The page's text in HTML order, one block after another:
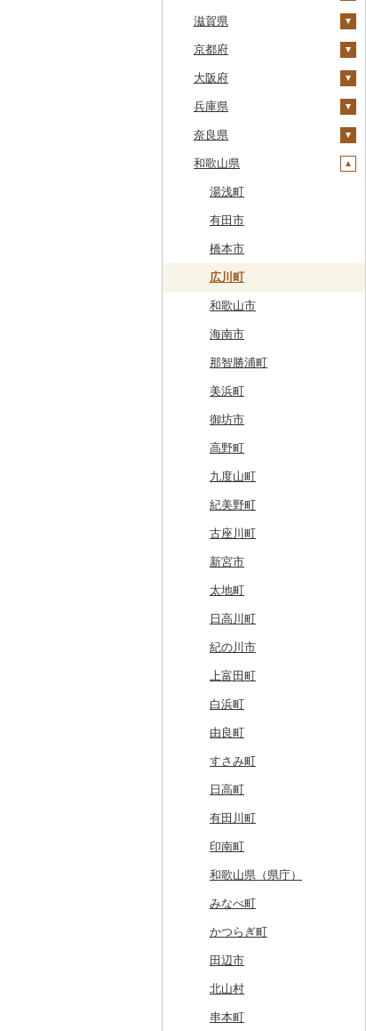
せたな町
旭川市
森町
稚内市
標津町
清里町
北斗市
留萌市
白糠町
釧路町
名寄市
美唄市
厚岸町
南富良野町
上富良野町
和寒町
紋別市
乙部町
根室市
三笠市
東川町
厚真町
奥尻町
網走市
浦河町
広尾町
中札内村
滝川市
比布町
鶴居村
釧路市
苫前町
当別町
占冠村
上士幌町
平取町
五戸町
藤崎町
六ヶ所村
東北町
三戸町
東通村
黒石市
おいらせ町
鶴田町
階上町
深浦町
青森市
田子町
新郷村
横浜町
野辺地町
佐井村
六戸町
五所川原市
平川市
蓬田村
中泊町
外ヶ浜町
つがる市
弘前市
鰺ヶ沢町
むつ市
田舎館村
青森県（県庁）
三沢市
西目屋村
岩手町
矢巾町
釜石市
野田村
普代村
一戸町
陸前高田市
紫波町
滝沢市
住田町
葛巻町
花巻市
岩泉町
田野畑村
盛岡市
遠野市
奥州市
雫石町
岩手県（県庁）
一関市
久慈市
西和賀町
北上市
平泉町
洋野町
大船渡市
山田町
大槌町
色麻町
丸森町
大衡村
加美町
利府町
白石市
登米市
山元町
名取市
川崎町
村田町
栗原市
富谷市
岩沼市
七ヶ宿町
大崎市
塩竈市
石巻市
多賀城市
宮城県（県庁）
亘理町
蔵王町
女川町
気仙沼市
美里町
松島町
大和町
大郷町
南三陸町
仙台市
大河原町
角田市
涌谷町
東松島市
大潟村
横手市
能代市
小坂町
仙北市
井川町
潟上市
三種町
藤里町
湯沢市
大館市
由利本荘市
にかほ市
羽後町
秋田県（県庁）
秋田市
男鹿市
美郷町
東成瀬村
五城目町
北秋田市
八峰町
鹿角市
大仙市
八郎潟町
山形県
村山市
尾花沢市
上山市
河北町
酒田市
新庄市
長井市
小国町
南陽市
中山町
庄内町
大石田町
川西町
鶴岡市
山形県（県庁）
金山町
東根市
飯豊町
鮭川村
大蔵村
山辺町
戸沢村
舟形町
最上町
真室川町
寒河江市
西川町
高畠町
山形市
三川町
大江町
米沢市
福島県
天栄村
広野町
鏡石町
須賀川市
小野町
棚倉町
古殿町
昭和村
下郷町
西郷村
二本松市
猪苗代町
川俣町
郡山市
西会津町
玉川村
いわき市
南会津町
田村市
磐梯町
三春町
本宮市
柳津町
鮫川村
福島市
新地町
葛尾村
三島町
桑折町
矢吹町
国見町
檜枝岐村
喜多方市
南相馬市
つくば市
稲敷市
潮来市
五霞町
北茨城市
境町
かすみがうら市
牛久市
常陸太田市
つくばみらい市
下妻市
茨城町
神栖市
常総市
東海村
美浦村
大洗町
河内町
ひたちなか市
龍ケ崎市
守谷市
常陸大宮市
笠間市
行方市
結城市
城里町
水戸市
鉾田市
桜川市
石岡市
茨城県（県庁）
坂東市
小美玉市
日立市
大子町
鹿嶋市
市貝町
塩谷町
上三川町
佐野市
真岡市
高根沢町
大田原市
栃木市
日光市
小山市
宇都宮市
栃木県（県庁）
那珂川町
茂木町
那須烏山市
矢板市
さくら市
足利市
那須町
鹿沼市
下野市
益子町
芳賀町
野木町
榛東村
下仁田町
玉村町
安中市
川場村
昭和村
甘楽町
明和町
沼田市
桐生市
吉岡町
太田市
高山村
みどり市
千代田町
みなかみ町
片品村
富岡市
館林市
伊勢崎市
東吾妻町
前橋市
藤岡市
邑楽町
板倉町
嬬恋村
草津町
高崎市
群馬県（県庁）
大泉町
長野原町
中之条町
埼玉県
春日部市
蕨市
戸田市
毛呂山町
久喜市
ふじみ野市
川島町
上里町
川口市
飯能市
長瀞町
羽生市
小鹿野町
坂戸市
鳩山町
埼玉県（県庁）
神川町
東秩父村
横瀬町
三芳町
幸手市
日高市
蓮田市
川越市
宮代町
吉見町
東松山市
入間市
志木市
北本市
桶川市
加須市
三郷市
八潮市
越生町
千葉県
勝浦市
袖ケ浦市
我孫子市
長柄町
芝山町
八千代市
横芝光町
多古町
白子町
栄町
香取市
習志野市
銚子市
君津市
旭市
南房総市
八街市
東金市
九十九里町
いすみ市
東庄町
館山市
大網白里市
一宮町
佐倉市
木更津市
茂原市
野田市
山武市
鴨川市
印西市
神崎町
船橋市
千葉市
東京都
八王子市
日野市
昭島市
武蔵村山市
葛飾区
小金井市
墨田区
東久留米市
利島村
瑞穂町
大島町
府中市
国分寺市
東村山市
中央区
あきる野市
中野区
荒川区
北区
多摩市
稲城市
世田谷区
日の出町
板橋区
渋谷区
千代田区
新宿区
江東区
青梅市
国立市
品川区
福生市
小平市
神奈川県
南足柄市
松田町
大井町
中井町
愛川町
山北町
真鶴町
清川村
開成町
藤沢市
神奈川県（県庁）
鎌倉市
大和市
伊勢原市
小田原市
湯河原町
秦野市
綾瀬市
横須賀市
三浦市
大磯町
箱根町
横浜市
茅ヶ崎市
川崎市
厚木市
海老名市
相模原市
座間市
二宮町
弥彦村
阿賀町
出雲崎町
魚沼市
佐渡市
燕市
南魚沼市
関川村
新発田市
加茂市
小千谷市
田上町
五泉市
三条市
見附市
糸魚川市
胎内市
上越市
阿賀野市
津南町
新潟県（県庁）
柏崎市
村上市
妙高市
聖籠町
刈羽村
湯沢町
新潟市
射水市
氷見市
朝日町
高岡市
魚津市
砺波市
入善町
黒部市
立山町
富山県（県庁）
小矢部市
滑川市
富山市
南砺市
石川県
羽咋市
七尾市
白山市
穴水町
輪島市
中能登町
石川県（県庁）
野々市市
能登町
能美市
津幡町
宝達志水町
金沢市
内灘町
かほく市
小松市
志賀町
加賀市
福井県
美浜町
小浜市
越前町
若狭町
鯖江市
高浜町
勝山市
福井県（県庁）
越前市
坂井市
あわら市
福井市
大野市
敦賀市
おおい町
永平寺町
山梨県
富士吉田市
甲斐市
山梨市
富士川町
大月市
富士河口湖町
韮崎市
南アルプス市
市川三郷町
都留市
山梨県（県庁）
道志村
忍野村
笛吹市
中央市
北杜市
鳴沢村
西桂町
身延町
早川町
南部町
昭和町
甲府市
甲州市
丹波山村
長野県
高森町
御代田町
飯田市
青木村
南箕輪村
長野県（県庁）
上松町
高山村
南木曽町
朝日村
長野市
根羽村
池田町
須坂市
川上村
信濃町
南牧村
伊那市
立科町
東御市
中野市
豊丘村
売木村
小諸市
木曽町
箕輪町
駒ヶ根市
王滝村
千曲市
辰野町
茅野市
喬木村
岐阜県
養老町
八百津町
池田町
関市
瑞穂市
飛騨市
岐南町
大野町
山県市
羽島市
本巣市
川辺町
大垣市
輪之内町
神戸町
瑞浪市
中津川市
高山市
郡上市
白川村
御嵩町
海津市
関ケ原町
七宗町
笠松町
東白川村
土岐市
岐阜県（県庁）
下呂市
多治見市
垂井町
静岡県
下田市
静岡市
吉田町
函南町
藤枝市
御殿場市
浜松市
伊東市
島田市
沼津市
伊豆市
裾野市
焼津市
富士宮市
河津町
袋井市
熱海市
掛川市
伊豆の国市
小山町
森町
川根本町
富士市
御前崎市
東伊豆町
西伊豆町
清水町
南伊豆町
松崎町
湖西市
愛知県
清須市
田原市
安城市
北名古屋市
東栄町
豊山町
南知多町
江南市
みよし市
西尾市
武豊町
幸田町
碧南市
岡崎市
愛知県（県庁）
蒲郡市
東郷町
犬山市
弥富市
東海市
新城市
春日井市
瀬戸市
大府市
半田市
あま市
岩倉市
小牧市
愛西市
鈴鹿市
伊賀市
木曽岬町
多気町
松阪市
桑名市
志摩市
明和町
鳥羽市
いなべ市
紀北町
熊野市
南伊勢町
朝日町
菰野町
紀宝町
伊勢市
四日市市
大台町
尾鷲市
三重県（県庁）
津市
名張市
東員町
玉城町
滋賀県
長浜市
高島市
草津市
近江八幡市
竜王町
甲賀市
湖南市
大津市
彦根市
栗東市
愛荘町
滋賀県（県庁）
米原市
豊郷町
多賀町
野洲市
京都府
宮津市
伊根町
与謝野町
福知山市
亀岡市
城陽市
久御山町
京丹後市
井手町
木津川市
宇治田原町
長岡京市
綾部市
笠置町
南丹市
宇治市
京丹波町
京都府（府庁）
大山崎町
精華町
南山城村
京都市
舞鶴市
和束町
八幡市
京田辺市
向日市
大阪府
茨木市
豊能町
枚方市
河内長野市
泉佐野市
交野市
藤井寺市
能勢町
阪南市
貝塚市
岸和田市
泉南市
忠岡町
四條畷市
寝屋川市
泉大津市
池田市
守口市
富田林市
松原市
柏原市
羽曳野市
大阪府（府庁）
吹田市
河南町
和泉市
高槻市
豊中市
箕面市
太子町
岬町
千早赤阪村
東大阪市
兵庫県
上郡町
神河町
小野市
太子町
西宮市
佐用町
多可町
朝来市
市川町
三木市
新温泉町
福崎町
西脇市
宍粟市
丹波市
豊岡市
加東市
稲美町
養父市
南あわじ市
洲本市
猪名川町
尼崎市
加西市
宝塚市
淡路市
丹波篠山市
香美町
芦屋市
神戸市
川西市
三田市
奈良県
曽爾村
河合町
宇陀市
田原本町
山添村
大淀町
安堵町
王寺町
十津川村
高取町
広陵町
天理市
三郷町
下北山村
大和高田市
川西町
川上村
斑鳩町
平群町
黒滝村
御所市
上牧町
明日香村
吉野町
奈良市
大和郡山市
野迫川村
葛城市
三宅町
生駒市
東吉野村
和歌山県
湯浅町
有田市
橋本市
広川町
和歌山市
海南市
那智勝浦町
美浜町
御坊市
高野町
九度山町
紀美野町
古座川町
新宮市
太地町
日高川町
紀の川市
上富田町
白浜町
由良町
すさみ町
日高町
有田川町
印南町
和歌山県（県庁）
みなべ町
かつらぎ町
田辺市
北山村
串本町